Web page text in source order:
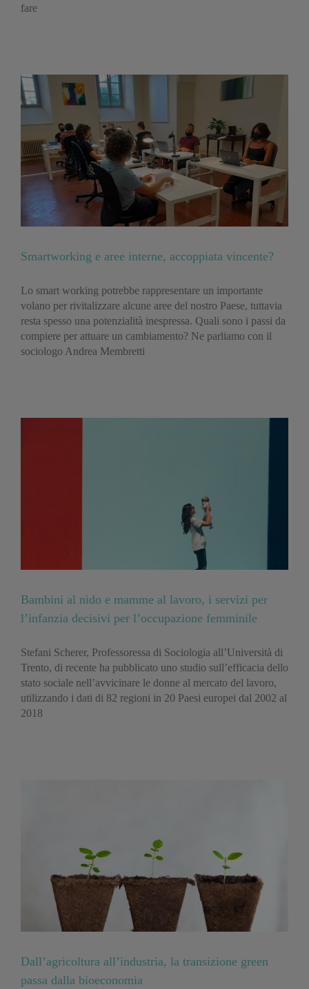
fare
Smartworking e aree interne, accoppiata vincente?
Lo smart working potrebbe rappresentare un importante
volano per rivitalizzare alcune aree del nostro Paese, tuttavia
resta spesso una potenzialità inespressa. Quali sono i passi da
compiere per attuare un cambiamento? Ne parliamo con il
sociologo Andrea Membretti
Bambini al nido e mamme al lavoro, i servizi per
l’infanzia decisivi per l’occupazione femminile
Stefani Scherer, Professoressa di Sociologia all’Università di
Trento, di recente ha pubblicato uno studio sull’efficacia dello
stato sociale nell’avvicinare le donne al mercato del lavoro,
utilizzando i dati di 82 regioni in 20 Paesi europei dal 2002 al
2018
Dall’agricoltura all’industria, la transizione green
passa dalla bioeconomia